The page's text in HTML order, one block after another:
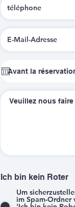
Ich bin kein Roter
Um
im Spam-